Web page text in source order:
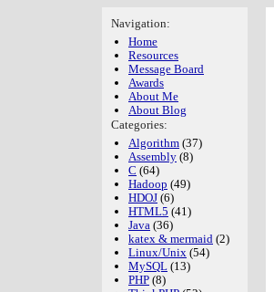
Navigation:
Home
Resources
Message Board
Awards
About Me
About Blog
Categories:
Algorithm (37)
Assembly (8)
C (64)
Hadoop (49)
HDOJ (6)
HTML5 (41)
Java (36)
katex & mermaid (2)
Linux/Unix (54)
MySQL (13)
PHP (8)